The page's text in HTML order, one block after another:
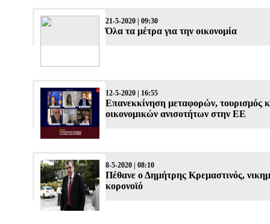
21-5-2020 | 09:30
Όλα τα μέτρα για την οικονομία
12-5-2020 | 16:55
Επανεκκίνηση μεταφορών, τουρισμός
οικονομικών ανισοτήτων στην ΕΕ
8-5-2020 | 08:10
Πέθανε ο Δημήτρης Κρεμαστινός,
κορονοϊό